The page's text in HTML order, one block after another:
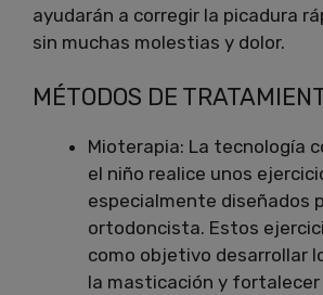
ayudarán a corregir la picadura
sin muchas molestias y dolor.
MÉTODOS DE
Mioterapia: La tecnología
el niño realice unos
especialmente diseñados
ortodoncista. Estos
como objetivo desarrollar
la masticación y fortalecer